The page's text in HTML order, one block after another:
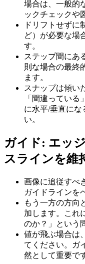
場合は、一般的
ックチェックや
ドリフトせずに
ど）が必要な場
す。
ステップ間にあ
則な場合の最終
ます。
スナップは傾い
「間違ってい
に水平/垂直にな
い。
ガイド: エッ
スラインを維
画像に追従すべ
ガイドラインを
もう一方の方向
加します。これ
のか？」という
値が飛ぶ場合は
てください。ガ
然として重要で